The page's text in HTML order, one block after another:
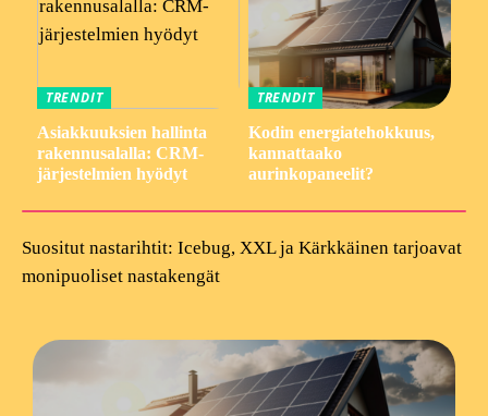
TRENDIT
Asiakkuuksien hallinta
rakennusalalla: CRM-
järjestelmien hyödyt
TRENDIT
Kodin energiatehokkuus,
kannattaako
aurinkopaneelit?
Suositut nastarihtit: Icebug, XXL ja Kärkkäinen tarjoavat
monipuoliset nastakengät